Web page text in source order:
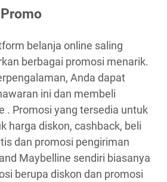
belanja online saling
berbagai promosi menarik.
Anda dapat
ini dan membeli
. Promosi yang tersedia untuk
harga diskon, cashback, beli
dan promosi pengiriman
Maybelline sendiri biasanya
berupa diskon dan promosi